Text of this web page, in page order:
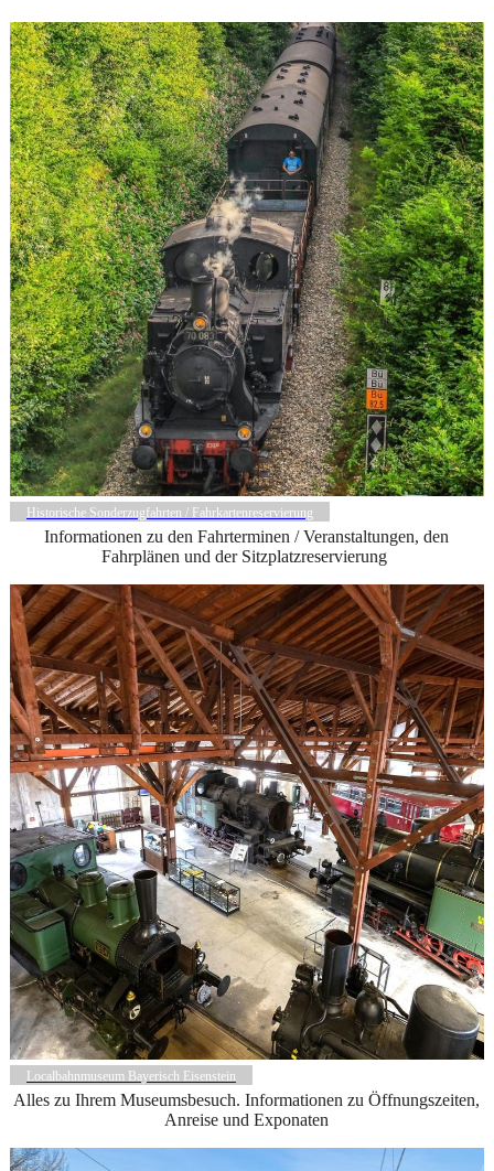
Historische Sonderzugfahrten / Fahrkartenreservierung
Informationen zu den Fahrterminen / Veranstaltungen, den
Fahrplänen und der Sitzplatzreservierung
Localbahnmuseum Bayerisch Eisenstein
Alles zu Ihrem Museumsbesuch. Informationen zu Öffnungszeiten,
Anreise und Exponaten